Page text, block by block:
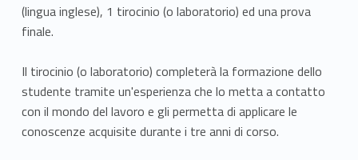
(lingua inglese), 1 tirocinio (o laboratorio) ed una prova
finale.
Il tirocinio (o laboratorio) completerà la formazione dello
studente tramite un'esperienza che lo metta a contatto
con il mondo del lavoro e gli permetta di applicare le
conoscenze acquisite durante i tre anni di corso.